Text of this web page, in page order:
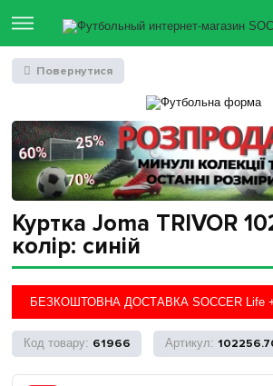
Куртка Joma TRIVOR
колір: синій
БЕЗКОШТОВНА ДОСТАВКА SOCCER Life
61966
Повернутися